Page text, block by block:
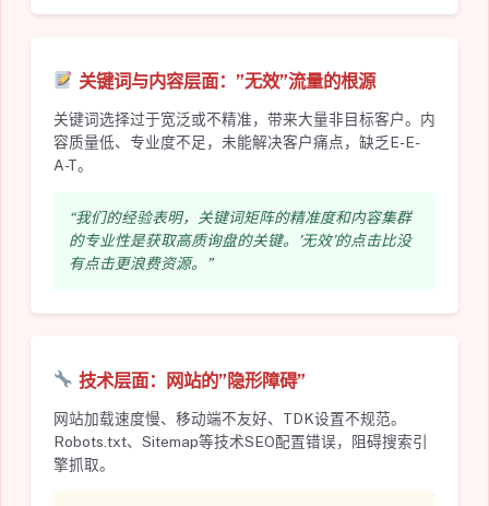
关键词与内容层面：”无效”流量的根源
关键词选择过于宽泛或不精准，带来大量非目标客户。内
容质量低、专业度不足，未能解决客户痛点，缺乏E-E-
A-T。
“我们的经验表明，关键词矩阵的精准度和内容集群
的专业性是获取高质询盘的关键。’无效’的点击比没
有点击更浪费资源。”
技术层面：网站的”隐形障碍”
网站加载速度慢、移动端不友好、TDK设置不规范。
Robots.txt、Sitemap等技术SEO配置错误，阻碍搜索引
擎抓取。